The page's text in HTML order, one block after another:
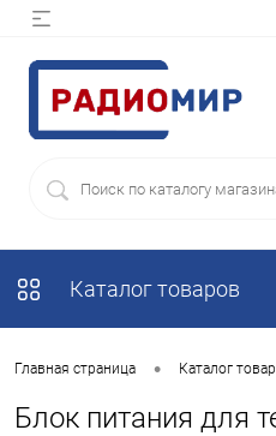
Каталог товаров
Главная страница • Каталог
Блок питания для